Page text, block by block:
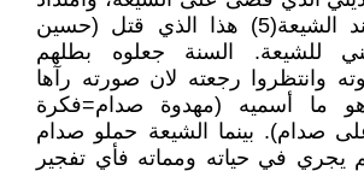
ل(يزيد معاوية) عند الشيعة(5) هذا الذي قتل (حسين
للشيعة. السنة جعلوه بطلهم
وانتظروا رجعته لان صورته رآها
ما أسميه (مهدوة صدام=فكرة
صدام). بينما الشيعة حملو صدام
في حياته ومماته فأي تفجير